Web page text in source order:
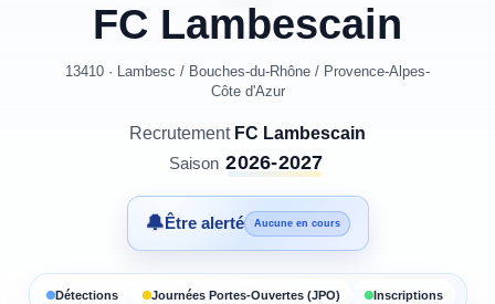
FC Lambescain
13410 · Lambesc / Bouches-du-Rhône / Provence-Alpes-
Côte d'Azur
Recrutement FC Lambescain
Saison 2026-2027
🔔Être alerté Aucune en cours
Détections Journées Portes-Ouvertes (JPO) Inscriptions